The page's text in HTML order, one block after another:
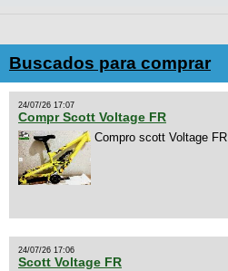
Buscados para comprar
24/07/26 17:07
Compr Scott Voltage FR
Compro scott Voltage FR
24/07/26 17:06
Scott Voltage FR